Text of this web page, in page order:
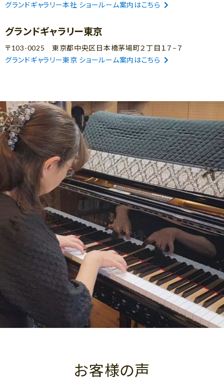
グランドギャラリー本社 ショールーム案内はこちら
グランドギャラリー東京
〒103-0025 東京都中央区日本橋茅場町２丁目１７−７
グランドギャラリー東京 ショールーム案内はこちら
お客様の声